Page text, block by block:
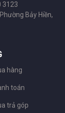
3123
Bảy Hiền,
hàng
toán
trả góp